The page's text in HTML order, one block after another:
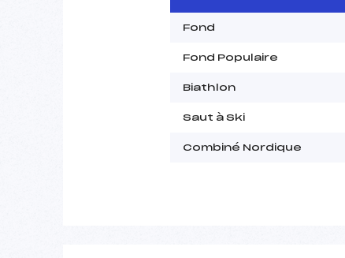
Fond
Fond Populaire
Biathlon
Saut à Ski
Combiné Nordique